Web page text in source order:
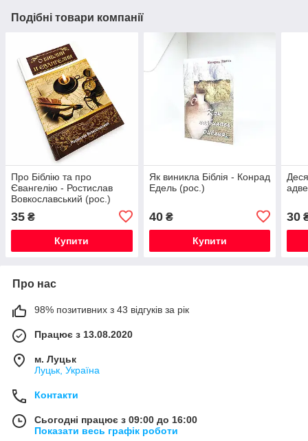
Подібні товари компанії
Про Біблію та про
Євангелію - Ростислав
Вовкославський (рос.)
35 ₴
Купити
Як виникла Біблія - Конрад
Едель (рос.)
40₴
Купити
30
Про нас
98% позитивних з 43 відгуків за рік
Працює з 13.08.2020
м. Луцьк
Луцьк, Україна
Контакти
Сьогодні працює з 09:00 до 16:00
Показати весь графік роботи